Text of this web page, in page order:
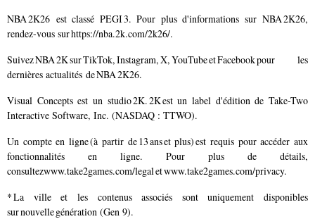
NBA 2K26 est classé PEGI 3. Pour plus d'informations sur NBA 2K26,
rendez-vous surhttps://nba.2k.com/2k26/.
Suivez NBA 2K surTikTok, Instagram, X, YouTubeetFacebookpour les
dernières actualités de NBA 2K26.
Visual Concepts est un studio 2K. 2K est un label d'édition de Take-Two
Interactive Software, Inc. (NASDAQ : TTWO).
Un compte en ligne (à partir de 13 ans et plus) est requis pour accéder aux
fonctionnalités en ligne. Pour plus de détails,
consultezwww.take2games.com/legaletwww.take2games.com/privacy.
* La ville et les contenus associés sont uniquement disponibles
sur nouvelle génération (Gen 9).